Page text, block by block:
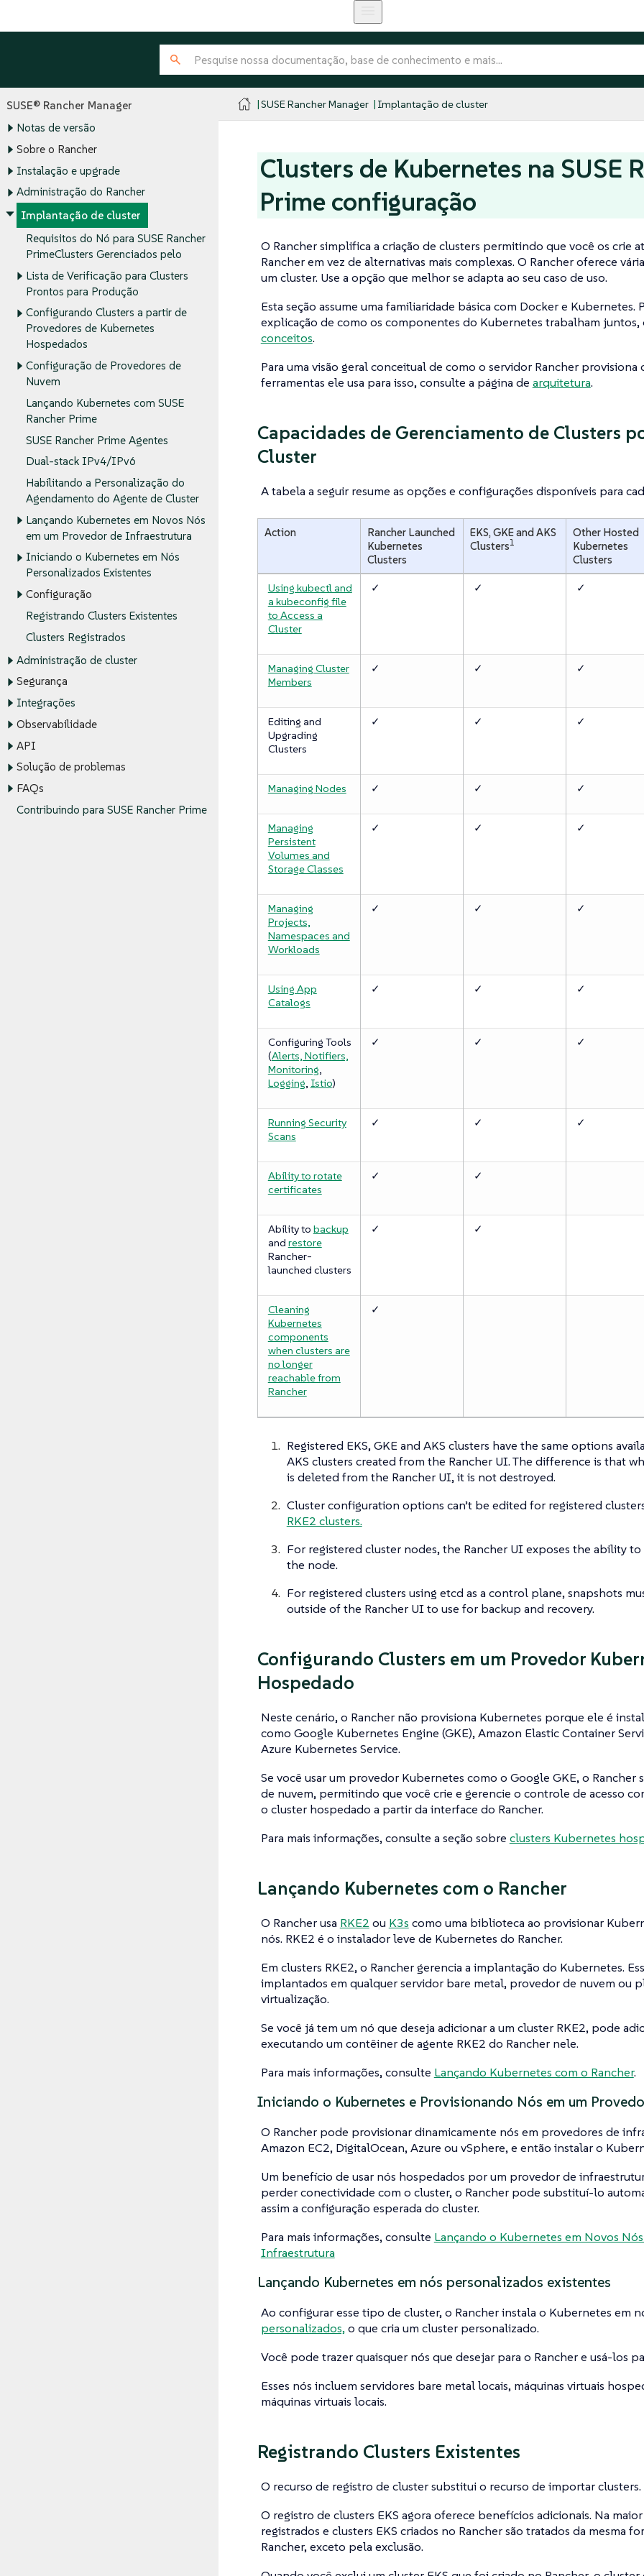
SUSE® Rancher Manager
Notas de versão
Sobre o Rancher
Instalação e upgrade
Administração do Rancher
Implantação de cluster
Requisitos do Nó para SUSE Rancher
PrimeClusters Gerenciados pelo
Lista de Verificação para Clusters
Prontos para Produção
Configurando Clusters a partir de
Provedores de Kubernetes
Hospedados
Configuração de Provedores de
Nuvem
Lançando Kubernetes com SUSE
Rancher Prime
SUSE Rancher Prime Agentes
Dual-stack IPv4/IPv6
Habilitando a Personalização do
Agendamento do Agente de Cluster
Lançando Kubernetes em Novos Nós
em um Provedor de Infraestrutura
Iniciando o Kubernetes em Nós
Personalizados Existentes
Configuração
Registrando Clusters Existentes
Clusters Registrados
Administração de cluster
Segurança
Integrações
Observabilidade
API
Solução de problemas
FAQs
Contribuindo para SUSE Rancher Prime
SUSE Rancher Manager Implantação de cluster
Clusters de Kubernetes na SUSE
Prime configuração
O Rancher simplifica a criação de clusters permitindo que você os crie
Rancher em vez de alternativas mais complexas. O Rancher oferece
um cluster. Use a opção que melhor se adapta ao seu caso de uso.
Esta seção assume uma familiaridade básica com Docker e Kubernetes.
explicação de como os componentes do Kubernetes trabalham juntos,
conceitos.
Para uma visão geral conceitual de como o servidor Rancher provisiona
ferramentas ele usa para isso, consulte a página de arquitetura.
Capacidades de Gerenciamento de Clusters
Cluster
A tabela a seguir resume as opções e configurações disponíveis para
Action
Rancher Launched
Kubernetes
Clusters
EKS, GKE and AKS
Clusters1
Other Hosted
Kubernetes
Clusters
Using kubectl and
a kubeconfig file
to Access a
Cluster
✓ ✓ ✓
Managing Cluster
Members
✓ ✓ ✓
Editing and
Upgrading
Clusters
✓ ✓ ✓
Managing Nodes ✓ ✓ ✓
Managing
Persistent
Volumes and
Storage Classes
✓ ✓ ✓
Managing
Projects,
Namespaces and
Workloads
✓ ✓ ✓
Using App
Catalogs
✓ ✓ ✓
Configuring Tools
(Alerts, Notifiers,
Monitoring,
Logging, Istio)
✓ ✓ ✓
Running Security
Scans
✓ ✓ ✓
Ability to rotate
certificates
✓ ✓
Ability to backup
and restore
Rancher-
launched clusters
✓ ✓
Cleaning
Kubernetes
components
when clusters are
no longer
reachable from
Rancher
✓
Registered EKS, GKE and AKS clusters have the same options
AKS clusters created from the Rancher UI. The difference is that
is deleted from the Rancher UI, it is not destroyed.
Cluster configuration options can’t be edited for registered
RKE2 clusters.
For registered cluster nodes, the Rancher UI exposes the ability
the node.
For registered clusters using etcd as a control plane, snapshots
outside of the Rancher UI to use for backup and recovery.
Configurando Clusters em um Provedor
Hospedado
Neste cenário, o Rancher não provisiona Kubernetes porque ele é
como Google Kubernetes Engine (GKE), Amazon Elastic Container
Azure Kubernetes Service.
Se você usar um provedor Kubernetes como o Google GKE, o Rancher
de nuvem, permitindo que você crie e gerencie o controle de acesso
o cluster hospedado a partir da interface do Rancher.
Para mais informações, consulte a seção sobre clusters Kubernetes
Lançando Kubernetes com o Rancher
O Rancher usa RKE2 ou K3s como uma biblioteca ao provisionar
nós. RKE2 é o instalador leve de Kubernetes do Rancher.
Em clusters RKE2, o Rancher gerencia a implantação do Kubernetes.
implantados em qualquer servidor bare metal, provedor de nuvem ou
virtualização.
Se você já tem um nó que deseja adicionar a um cluster RKE2, pode
executando um contêiner de agente RKE2 do Rancher nele.
Para mais informações, consulte Lançando Kubernetes com o Rancher.
Iniciando o Kubernetes e Provisionando Nós em um
O Rancher pode provisionar dinamicamente nós em provedores de
Amazon EC2, DigitalOcean, Azure ou vSphere, e então instalar o
Um benefício de usar nós hospedados por um provedor de
perder conectividade com o cluster, o Rancher pode substituí-lo
assim a configuração esperada do cluster.
Para mais informações, consulte Lançando o Kubernetes em Novos
Infraestrutura
Lançando Kubernetes em nós personalizados existentes
Ao configurar esse tipo de cluster, o Rancher instala o Kubernetes em
personalizados,o que cria um cluster personalizado.
Você pode trazer quaisquer nós que desejar para o Rancher e usá-los
Esses nós incluem servidores bare metal locais, máquinas virtuais
máquinas virtuais locais.
Registrando Clusters Existentes
O recurso de registro de cluster substitui o recurso de importar clusters.
O registro de clusters EKS agora oferece benefícios adicionais. Na
registrados e clusters EKS criados no Rancher são tratados da mesma
Rancher, exceto pela exclusão.